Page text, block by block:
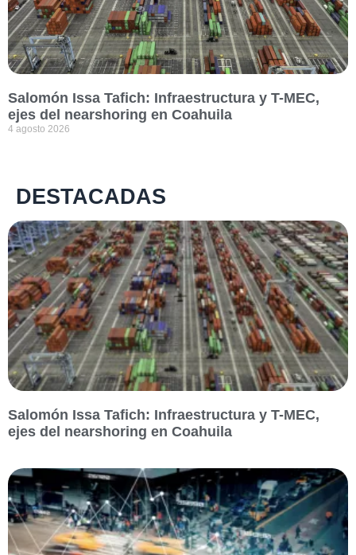
Salomón Issa Tafich: Infraestructura y T-MEC,
ejes del nearshoring en Coahuila
4 agosto 2026
DESTACADAS
Salomón Issa Tafich: Infraestructura y T-MEC,
ejes del nearshoring en Coahuila